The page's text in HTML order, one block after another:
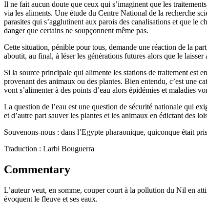
Il ne fait aucun doute que ceux qui s’imaginent que les
via les aliments. Une étude du Centre National de la recherche
parasites qui s’agglutinent aux parois des canalisations et que le
danger que certains ne soupçonnent même pas.
Cette situation, pénible pour tous, demande une réaction de la
aboutit, au final, à léser les générations futures alors que le
Si la source principale qui alimente les stations de traitement est
provenant des animaux ou des plantes. Bien entendu, c’est une
vont s’alimenter à des points d’eau alors épidémies et maladies
La question de l’eau est une question de sécurité nationale qui
et d’autre part sauver les plantes et les animaux en édictant des
Souvenons-nous : dans l’Egypte pharaonique, quiconque était
Traduction : Larbi Bouguerra
Commentary
L’auteur veut, en somme, couper court à la pollution du Nil en
évoquent le fleuve et ses eaux.